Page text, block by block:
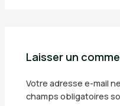
Laisser un
Votre adresse e-mail
champs obligatoires